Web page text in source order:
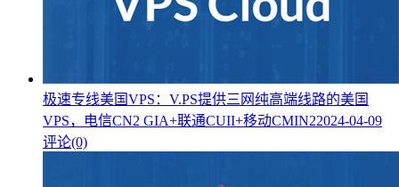
极速专线美国VPS：V.PS提供三网纯高端线路的美国
VPS，电信CN2 GIA+联通CUII+移动CMIN22024-04-09
评论(0)